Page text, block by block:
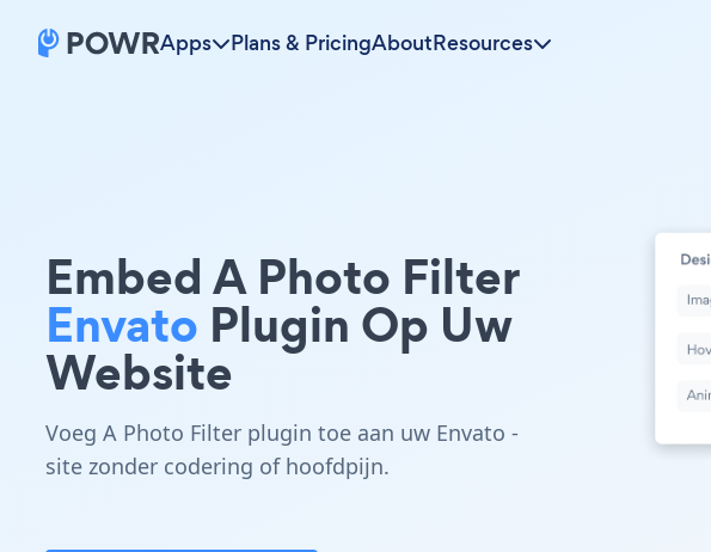
Apps Plans & PricingAboutResources
Embed A Photo Filter
Envato Plugin Op Uw
Website
Voeg A Photo Filter plugin toe aan uw Envato -
site zonder codering of hoofdpijn.